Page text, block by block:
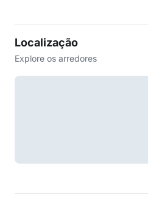
Localização
Explore os arredores